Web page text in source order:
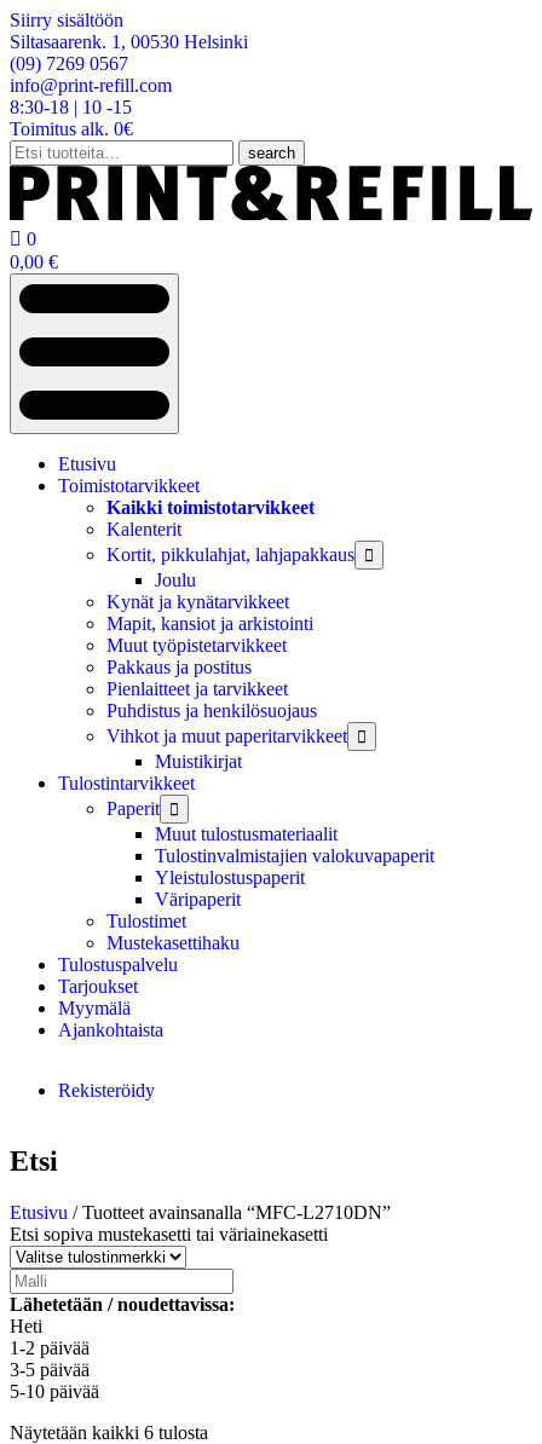
Siirry sisältöön
Siltasaarenk. 1, 00530 Helsinki
(09) 7269 0567
info@print-refill.com
8:30-18 | 10 -15
Toimitus alk. 0€
Etsi:
search
 0
0,00 €
Etusivu
Toimistotarvikkeet
Kaikki toimistotarvikkeet
Kalenterit
Kortit, pikkulahjat, lahjapakkaus

Joulu
Kynät ja kynätarvikkeet
Mapit, kansiot ja arkistointi
Muut työpistetarvikkeet
Pakkaus ja postitus
Pienlaitteet ja tarvikkeet
Puhdistus ja henkilösuojaus
Vihkot ja muut paperitarvikkeet

Muistikirjat
Tulostintarvikkeet
Paperit

Muut tulostusmateriaalit
Tulostinvalmistajien valokuvapaperit
Yleistulostuspaperit
Väripaperit
Tulostimet
Mustekasettihaku
Tulostuspalvelu
Tarjoukset
Myymälä
Ajankohtaista
Rekisteröidy
Etsi
Etusivu / Tuotteet avainsanalla “MFC-L2710DN”
Etsi sopiva mustekasetti tai väriainekasetti
Lähetetään / noudettavissa:
Heti
1-2 päivää
3-5 päivää
5-10 päivää
Näytetään kaikki 6 tulosta